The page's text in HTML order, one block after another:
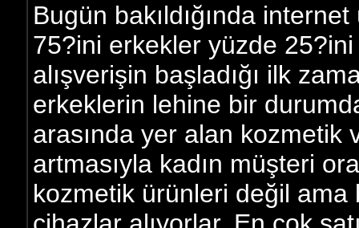
Bugün bakıldığında
75?ini erkekler yüzde
alışverişin başladığı ilk
erkeklerin lehine bir
arasında yer alan
artmasıyla kadın müşteri
kozmetik ürünleri değil ama